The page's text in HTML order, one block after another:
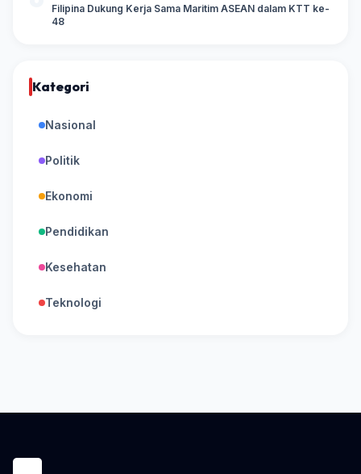
Filipina Dukung Kerja Sama Maritim ASEAN dalam KTT ke-
48
Kategori
Nasional
Politik
Ekonomi
Pendidikan
Kesehatan
Teknologi